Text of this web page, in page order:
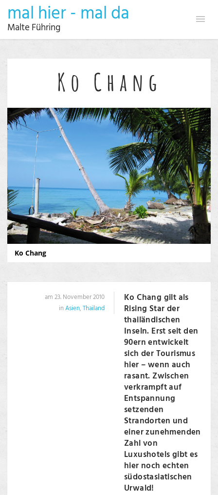
mal hier - mal da
Malte Führing
Ko Chang
Ko Chang
am 23. November 2010
inAsien,Thailand
Ko Chang gilt als
Rising Star der
thailändischen
Inseln. Erst seit den
90ern entwickelt
sich der Tourismus
hier – wenn auch
rasant. Zwischen
verkrampft auf
Entspannung
setzenden
Strandorten und
einer zunehmenden
Zahl von
Luxushotels gibt es
hier noch echten
südostasiatischen
Urwald!